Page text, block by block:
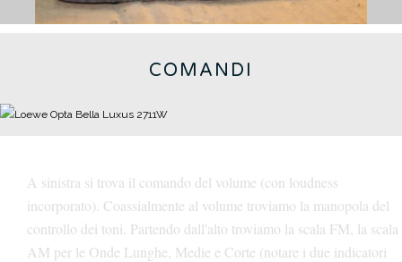
COMANDI
A sinistra si trova il comando del volume (con loudness
incorporato). Coassialmente al volume troviamo la manopola del
controllo dei toni. Partendo dall'alto troviamo la scala FM, la scala
AM per le Onde Lunghe, Medie e Corte (notare i due indicatori